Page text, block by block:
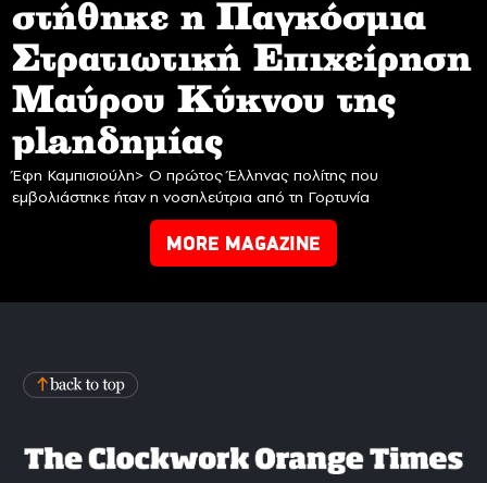
στήθηκε η Παγκόσμια
Στρατιωτική Επιχείρηση
Mαύρου Κύκνου της
planδημίας
Έφη Καμπισιούλη> Ο πρώτος Έλληνας πολίτης που
εμβολιάστηκε ήταν η νοσηλεύτρια από τη Γορτυνία
MORE MAGAZINE